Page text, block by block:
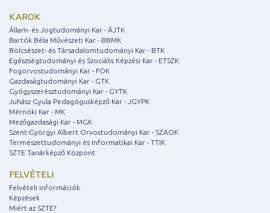
KAROK
Állam- és Jogtudományi Kar - ÁJTK
Bartók Béla Művészeti Kar - BBMK
Bölcsészet- és Társadalomtudományi Kar - BTK
Egészségtudományi és Szociális Képzési Kar - ETSZK
Fogorvostudományi Kar - FOK
Gazdaságtudományi Kar - GTK
Gyógyszerésztudományi Kar - GYTK
Juhász Gyula Pedagógusképző Kar - JGYPK
Mérnöki Kar - MK
Mezőgazdasági Kar - MGK
Szent-Györgyi Albert Orvostudományi Kar - SZAOK
Természettudományi és Informatikai Kar - TTIK
SZTE Tanárképző Központ
FELVÉTELI
Felvételi információk
Képzések
Miért az SZTE?